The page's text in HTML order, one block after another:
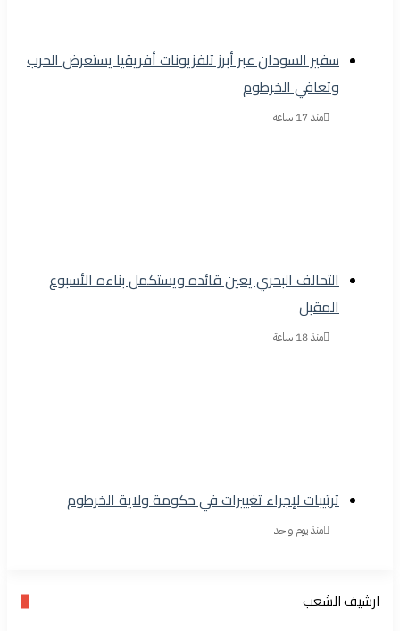
سفير السودان عبر أبرز تلفزيونات أفريقيا يستعرض الحرب
وتعافي الخرطوم
منذ 17 ساعة
التحالف البحري يعين قائده ويستكمل بناءه الأسبوع
المقبل
منذ 18 ساعة
ترتيبات لإجراء تغييرات في حكومة ولاية الخرطوم
منذ يوم واحد
ارشيف الشعب